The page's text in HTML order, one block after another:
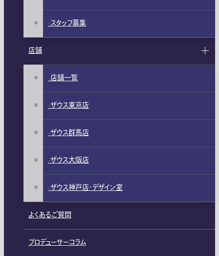
スタッフ募集
店舗
店舗一覧
ザウス東京店
ザウス群馬店
ザウス大阪店
ザウス神戸店・デザイン室
よくあるご質問
プロデューサーコラム